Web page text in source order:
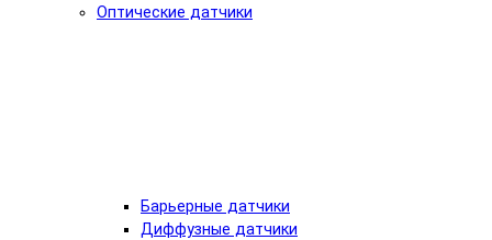
Оптические датчики
Барьерные датчики
Диффузные датчики